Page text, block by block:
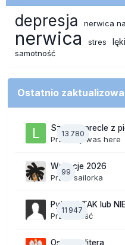
depresja nerwica
nerwica stres lęki
samotność
Ostatnio
13 780
Szalone precle z
Przez lily was here
99
Wakacje 2026
Przez sailorka
11 947
Pytania TAK lub NIE
Przez Gość
Ostatnia litera